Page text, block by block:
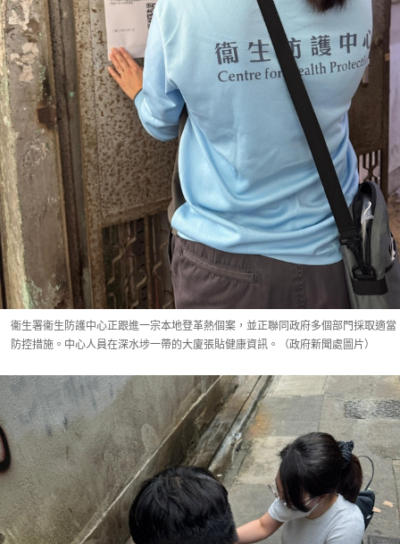
衞生署衞生防護中心正跟進一宗本地登革熱個案，並正聯同政府多個部門採取適當
防控措施。中心人員在深水埗一帶的大廈張貼健康資訊。（政府新聞處圖片）